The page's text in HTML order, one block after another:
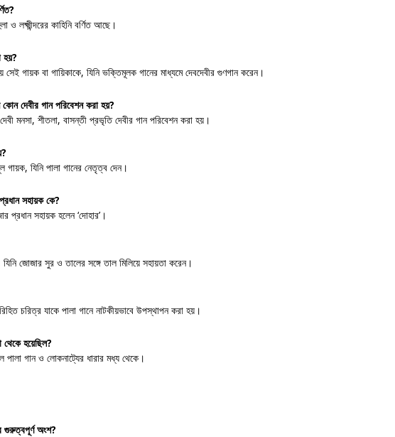
ও লক্ষ্মীন্দরের কাহিনি বর্ণিত আছে।
হয়?
সেই গায়ক বা গায়িকাকে, যিনি ভক্তিমূলক গানের মাধ্যমে দেবদেবীর গুণগান করেন।
দেবীর গান পরিবেশন করা হয়?
মনসা, শীতলা, বাসন্তী প্রভৃতি দেবীর গান পরিবেশন করা হয়।
গায়ক, যিনি পালা গানের নেতৃত্ব দেন।
সহায়ক কে?
সহায়ক হলেন ‘দোহার’।
যিনি জোজার সুর ও তালের সঙ্গে তাল মিলিয়ে সহায়তা করেন।
চরিত্র যাকে পালা গানে নাটকীয়ভাবে উপস্থাপন করা হয়।
হয়েছিল?
পালা গান ও লোকনাট্যের ধারার মধ্য থেকে।
গুরুত্বপূর্ণ অংশ?